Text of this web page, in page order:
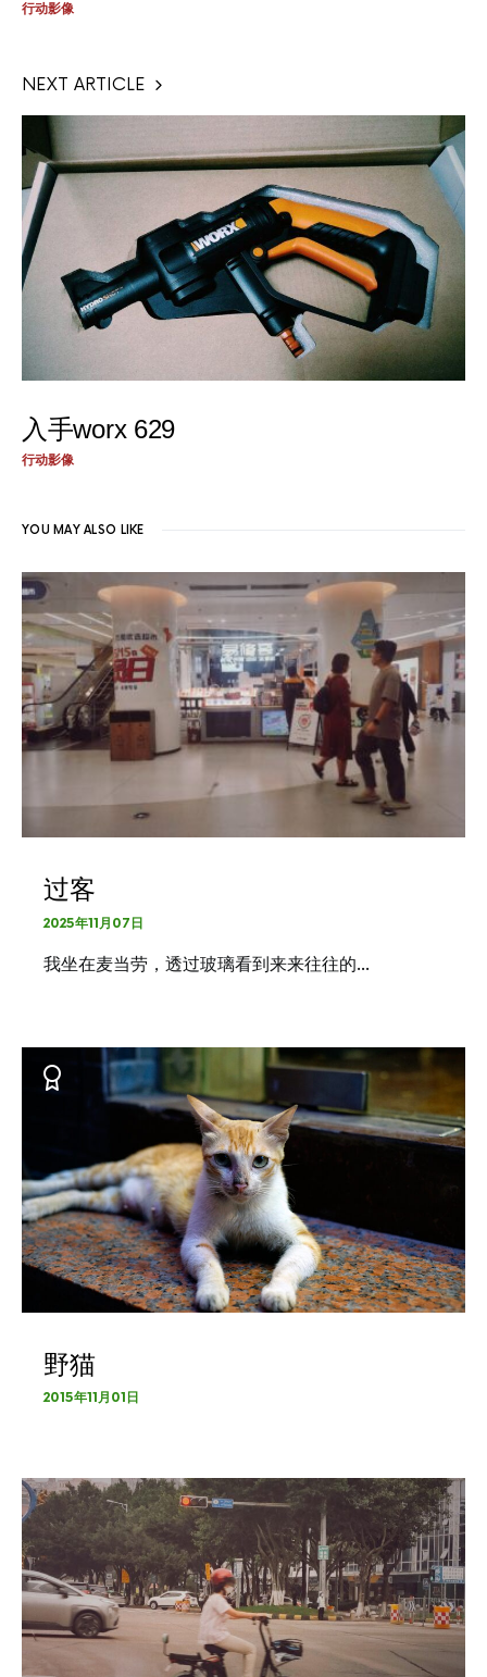
行动影像
NEXT ARTICLE
入手worx 629
行动影像
YOU MAY ALSO LIKE
过客
2025年11月07日
我坐在麦当劳，透过玻璃看到来来往往的…
野猫
2015年11月01日